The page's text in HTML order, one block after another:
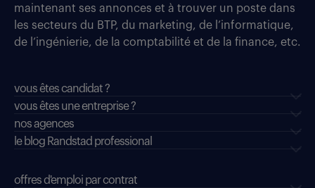
maintenant ses annonces et à trouver un poste dans
les secteurs du BTP, du marketing, de l’informatique,
de l’ingénierie, de la comptabilité et de la finance, etc.
vous êtes candidat ?
vous êtes une entreprise ?
nos agences
le blog Randstad professional
offres d'emploi par contrat